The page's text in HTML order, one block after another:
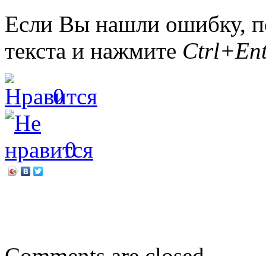
Если Вы нашли ошибку,
текста и нажмите
0
0